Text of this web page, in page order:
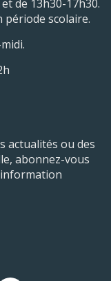
de 13h30-17h30.
période scolaire.
actualités ou des
abonnez-vous